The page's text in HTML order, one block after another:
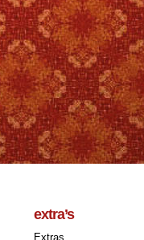
extra’s
Extras